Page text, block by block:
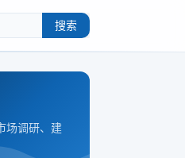
搜索
场调研、建